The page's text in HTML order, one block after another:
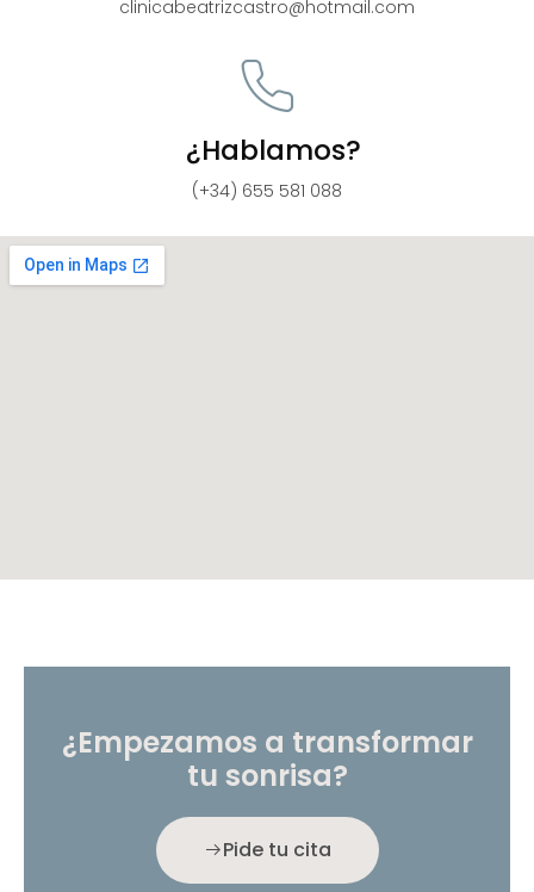
clinicabeatrizcastro@hotmail.com
¿Hablamos?
(+34) 655 581 088
¿Empezamos a transformar
tu sonrisa?
Pide tu cita